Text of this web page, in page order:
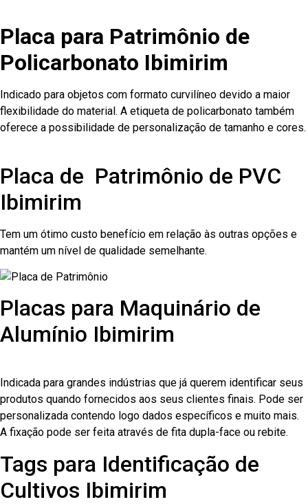
Placa para Patrimônio de
Policarbonato Ibimirim
Indicado para objetos com formato curvilíneo devido a maior
flexibilidade do material. A etiqueta de policarbonato também
oferece a possibilidade de personalização de tamanho e cores.
Placa de Patrimônio de PVC
Ibimirim
Tem um ótimo custo benefício em relação às outras opções e
mantém um nível de qualidade semelhante.
Placas para Maquinário de
Alumínio Ibimirim
Indicada para grandes indústrias que já querem identificar seus
produtos quando fornecidos aos seus clientes finais. Pode ser
personalizada contendo logo dados específicos e muito mais.
A fixação pode ser feita através de fita dupla-face ou rebite.
Tags para Identificação de
Cultivos Ibimirim